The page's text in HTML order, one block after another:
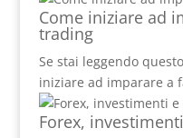
Come iniziare ad
trading
Se stai leggendo
iniziare ad imparare a
Forex,